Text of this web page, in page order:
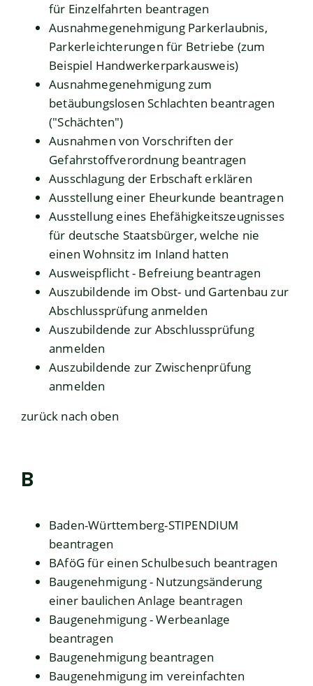
für Einzelfahrten beantragen
Ausnahmegenehmigung Parkerlaubnis,
Parkerleichterungen für Betriebe (zum
Beispiel Handwerkerparkausweis)
Ausnahmegenehmigung zum
betäubungslosen Schlachten beantragen
("Schächten")
Ausnahmen von Vorschriften der
Gefahrstoffverordnung beantragen
Ausschlagung der Erbschaft erklären
Ausstellung einer Eheurkunde beantragen
Ausstellung eines Ehefähigkeitszeugnisses
für deutsche Staatsbürger, welche nie
einen Wohnsitz im Inland hatten
Ausweispflicht - Befreiung beantragen
Auszubildende im Obst- und Gartenbau zur
Abschlussprüfung anmelden
Auszubildende zur Abschlussprüfung
anmelden
Auszubildende zur Zwischenprüfung
anmelden
zurück nach oben
B
Baden-Württemberg-STIPENDIUM
beantragen
BAföG für einen Schulbesuch beantragen
Baugenehmigung - Nutzungsänderung
einer baulichen Anlage beantragen
Baugenehmigung - Werbeanlage
beantragen
Baugenehmigung beantragen
Baugenehmigung im vereinfachten